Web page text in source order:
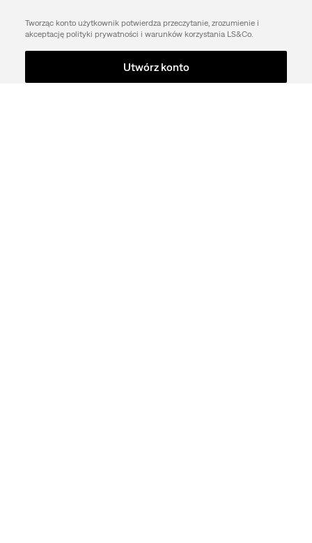
Tworząc konto użytkownik potwierdza przeczytanie, zrozumienie i
akceptację polityki prywatności i warunków korzystania LS&Co.
Utwórz konto